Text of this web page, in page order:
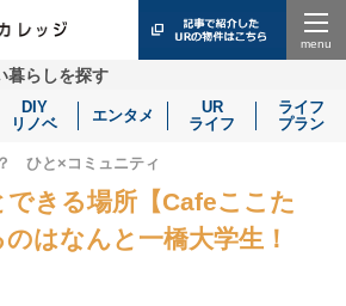
暮らしを探す
DIY
リノベ
エンタメ
UR
ライフ
ライフ
プラン
ひと×コミュニティ
できる場所【Cafeここた
はなんと一橋大学生！